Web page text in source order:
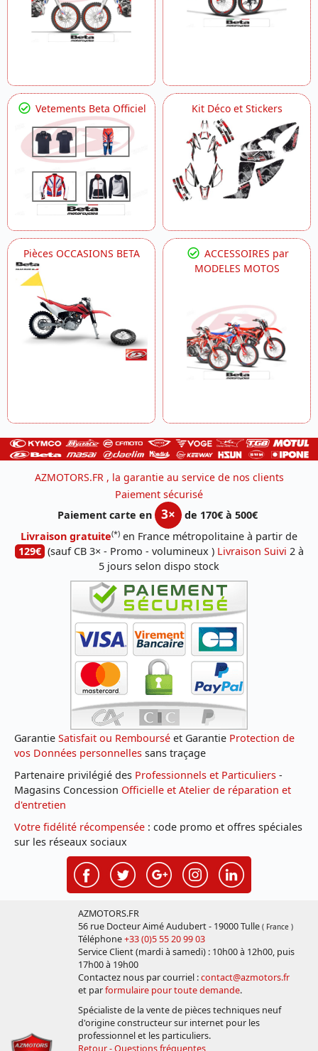
Vetements Beta Officiel Kit Déco et Stickers
Pièces OCCASIONS BETA
ACCESSOIRES par
MODELES MOTOS
AZMOTORS.FR , la garantie au service de nos clients
Paiement sécurisé
Paiement carte en
3×
de 170€ à 500€
Livraison gratuite(*) en France métropolitaine à partir de
129€ (sauf CB 3× - Promo - volumineux ) Livraison Suivi 2 à
5 jours selon dispo stock
Garantie Satisfait ou Remboursé et Garantie Protection de
vos Données personnelles sans traçage
Partenaire privilégié des Professionnels et Particuliers -
Magasins Concession Officielle et Atelier de réparation et
d'entretien
Votre fidélité récompensée : code promo et offres spéciales
sur les réseaux sociaux
AZMOTORS.FR
56 rue Docteur Aimé Audubert - 19000 Tulle ( France )
Téléphone+33 (0)5 55 20 99 03
Service Client (mardi à samedi) : 10h00 à 12h00, puis
17h00 à 19h00
Contactez nous par courriel :contact@azmotors.fr
et parformulaire pour toute demande.
Spécialiste de la vente de pièces techniques neuf
d'origine constructeur sur internet pour les
professionnel et les particuliers.
Retour - Questions fréquentes